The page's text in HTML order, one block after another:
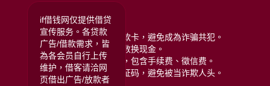
远离贷款诈骗注意:
拒绝给予银行存摺或提款卡，避免成為诈骗共犯。
拒绝任何类型的储值点数换现金。
拒绝给付任何名义费用，包含手续费、徵信费。
拒绝提供门号或手机验证码，避免被当诈欺人头。
if借钱网仅提供借贷
宣传服务。各贷款
广告/借款需求，皆
為各会员自行上传
维护，借客请洽网
页借出广告/放款者